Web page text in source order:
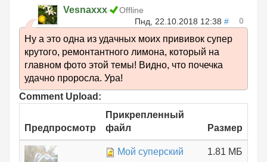
Vesnaxxx
Offline
Пнд, 22.10.2018 12:38 # 0
Ну а это одна из удачных моих прививок супер
крутого, ремонтантного лимона, который на
главном фото этой темы! Видно, что почечка
удачно проросла. Ура!
Comment Upload:
Предпросмотр
Прикрепленный
файл
Размер
Мой суперский
1.81 МБ